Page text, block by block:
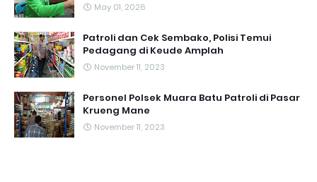
May 01, 2026
Patroli dan Cek Sembako, Polisi Temui
Pedagang di Keude Amplah
November 11, 2023
Personel Polsek Muara Batu Patroli di Pasar
Krueng Mane
November 11, 2023